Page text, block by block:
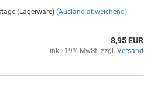
(Lagerware) (Ausland abweichend)
8,95 EUR
inkl. 19% MwSt. zzgl. Versand